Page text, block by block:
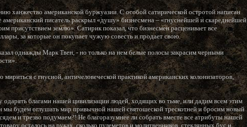
ханжество американской буржуазии. С особой сатирической остротой написан
американский писатель раскрыл «душу» бизнесмена – «гнуснейшей и скареднейшей
присутствием землю». Сатирик показал, что бизнесмен расценивает все
за которые он покупает чужую совесть и продает свою.
однажды Марк Твен, - но только на нем белые полосы закрасим черными
с гнусной, античеловеческой практикой американских колонизаторов,
благами нашей цивилизации людей, ходящих во тьме, или дадим всем этим
будем оглушать мир привычной нашей святошеской трескотней и бросим новый
и трезво подумаем?! Не благоразумнее ли собрать вместе все атрибуты нашей
осталось на руках, сколько пулеметов и молитвенников, стеклянных бус и